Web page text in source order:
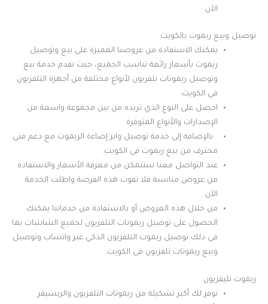
الآن.
توصيل وبيع ريموت بالكويت
يمكنك الاستفادة من عروضنا المميزة على بيع وتوصيل
ريموت بأسعار رائعة تناسب الجميع، حيث نقدم خدمة بيع
وتوصيل ريموتات تلفزيون لأنواع مختلفة من أجهزة التلفزيون
في الكويت.
احصل على النوع الذي تريده من بين مجموعة واسعة من
الإصدارات والأنواع المتوفرة
بالإضافة إلى خدمة توصيل واير إضاءة الريموت مع دعم فني
محترف من بيع ريموت فى الكويت.
عند التواصل معنا ستتمكن من معرفة الأسعار والاستفادة
من عروض مناسبة فلا تفوت هذه الفرصة واطلب الخدمة
الآن.
من خلال هذه العروض أو بالاستفادة من خدماتنا يمكنك
الحصول على توصيل ريموتات التلفزيون لجميع الشاشات بما
في ذلك توصيل ريموت التلفزيون الذكي عبر واتساب وتوصيل
وبيع ريموتات تلفزيون في الكويت.
ريموت تليفزيون
نوفر لك أكبر تشكيلة من ريموتات التلفزيون والريسيفر